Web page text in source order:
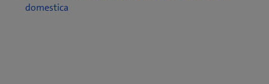
domestica